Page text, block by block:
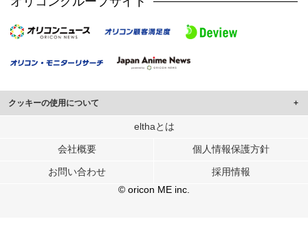
クッキーの使用について
このサイトでは Cookie を使用して、ユーザーに合わせたコンテンツや広告の
行っています。
メディアや広告配信、データ解析の各パートナーに提供しています。
各パートナーは、この情報とユーザーが各パートナーに提供した他の情報や、
ユーザーが各パートナーのサービスを使用したときに収集した他の情報を組み
elthaとは
会社概要 個人情報保護方針
お問い合わせ
採用情報
© oricon ME inc.